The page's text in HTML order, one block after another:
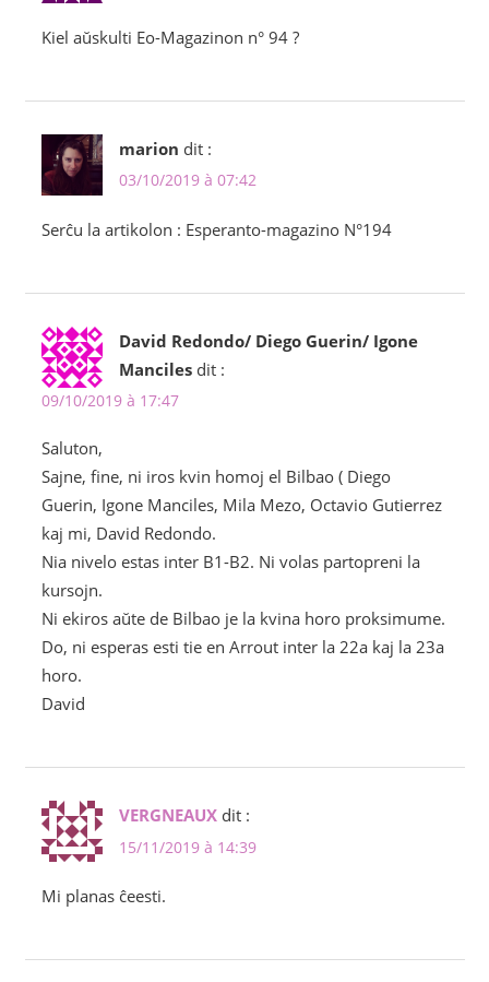
Kiel aŭskulti Eo-Magazinon n° 94 ?
marion dit :
03/10/2019 à 07:42
Serĉu la artikolon : Esperanto-magazino N°194
David Redondo/ Diego Guerin/ Igone
Manciles dit :
09/10/2019 à 17:47
Saluton,
Sajne, fine, ni iros kvin homoj el Bilbao ( Diego
Guerin, Igone Manciles, Mila Mezo, Octavio Gutierrez
kaj mi, David Redondo.
Nia nivelo estas inter B1-B2. Ni volas partopreni la
kursojn.
Ni ekiros aŭte de Bilbao je la kvina horo proksimume.
Do, ni esperas esti tie en Arrout inter la 22a kaj la 23a
horo.
David
VERGNEAUX dit :
15/11/2019 à 14:39
Mi planas ĉeesti.